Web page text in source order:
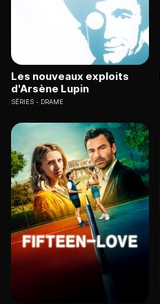
Les nouveaux exploits
d'Arsène Lupin
SÉRIES DRAME